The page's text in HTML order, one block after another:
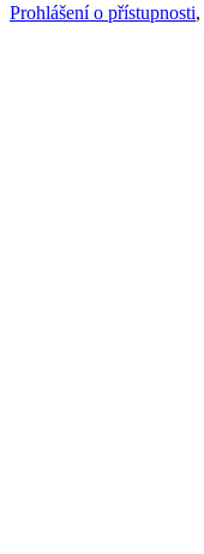
Prohlášení o přístupnosti,